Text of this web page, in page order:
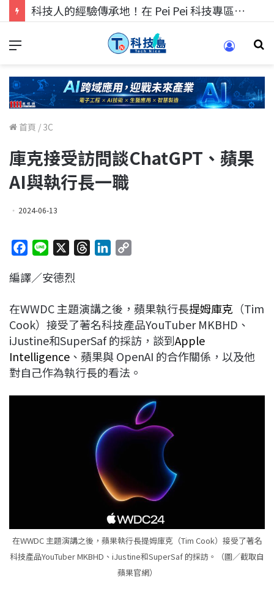
科技人的經驗傳承地！在 Pei Pei 科技專區，與學弟妹交流最硬核的技術
首頁 / 3C
庫克接受訪問談ChatGPT、蘋果
AI與執行長一職
2024-06-13
c
b
o
o
k
n
a
d
s
e
d
I
n
L
i
n
k
編譯／安德烈
在WWDC 主題演講之後，蘋果執行長提姆庫克 （Tim
Cook）接受了著名科技產品YouTuber MKBHD、
iJustine和SuperSaf 的採訪，談到Apple
Intelligence 、蘋果與 OpenAI 的合作關係，以及他
對自己作為執行長的看法。
在WWDC 主題演講之後，蘋果執行長提姆庫克（Tim Cook）接受了著名
科技產品YouTuber MKBHD、iJustine和SuperSaf 的採訪。（圖／截取自
蘋果官網）